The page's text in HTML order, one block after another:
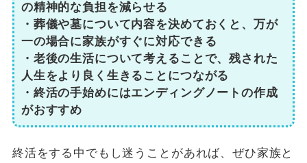
の精神的な負担を減らせる
・葬儀や墓について内容を決めておくと、万が
一の場合に家族がすぐに対応できる
・老後の生活について考えることで、残された
人生をより良く生きることにつながる
・終活の手始めにはエンディングノートの作成
がおすすめ
終活をする中でもし迷うことがあれば、ぜひ家族と